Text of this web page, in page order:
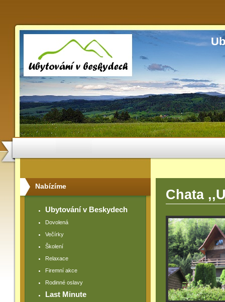
Nabízíme
Ubytování v Beskydech
Dovolená
Večírky
Školení
Relaxace
Firemní akce
Rodinné oslavy
Last Minute
Chata